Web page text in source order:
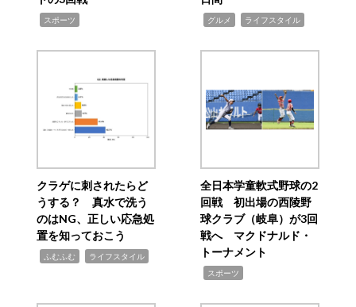
スポーツ グルメ ライフスタイル
クラゲに刺されたらど
うする？ 真水で洗う
のはNG、正しい応急処
置を知っておこう
ふむふむ ライフスタイル
全日本学童軟式野球の2
回戦 初出場の西陵野
球クラブ（岐阜）が3回
戦へ マクドナルド・
トーナメント
スポーツ